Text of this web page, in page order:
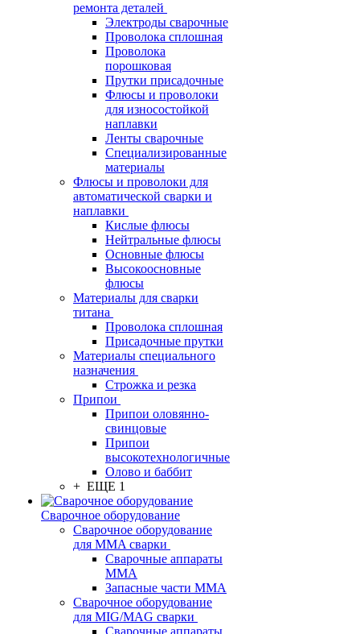
ремонта деталей
Электроды сварочные
Проволока сплошная
Проволока
порошковая
Прутки присадочные
Флюсы и проволоки
для износостойкой
наплавки
Ленты сварочные
Специализированные
материалы
Флюсы и проволоки для
автоматической сварки и
наплавки
Кислые флюсы
Нейтральные флюсы
Основные флюсы
Высокоосновные
флюсы
Материалы для сварки
титана
Проволока сплошная
Присадочные прутки
Материалы специального
назначения
Строжка и резка
Припои
Припои оловянно-
свинцовые
Припои
высокотехнологичные
Олово и баббит
+ ЕЩЕ 1
Сварочное оборудование
Сварочное оборудование
для MMA сварки
Сварочные аппараты
MMA
Запасные части MMA
Сварочное оборудование
для MIG/MAG сварки
Сварочные аппараты